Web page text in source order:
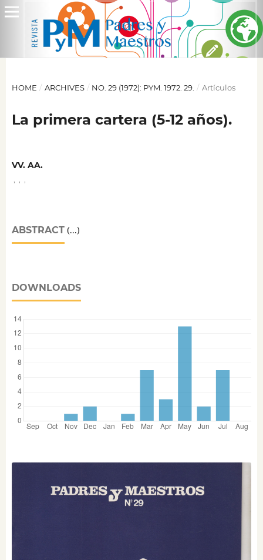
HOME / ARCHIVES / NO. 29 (1972): PYM. 1972. 29. / Artículos
La primera cartera (5-12 años).
VV. AA.
ABSTRACT(...)
DOWNLOADS